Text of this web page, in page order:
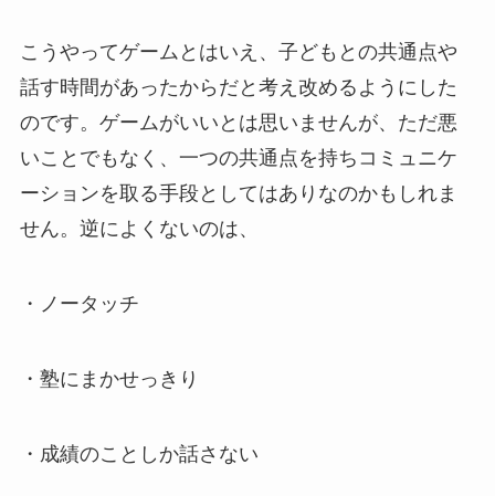
こうやってゲームとはいえ、子どもとの共通点や
話す時間があったからだと考え改めるようにした
のです。ゲームがいいとは思いませんが、ただ悪
いことでもなく、一つの共通点を持ちコミュニケ
ーションを取る手段としてはありなのかもしれま
せん。逆によくないのは、
・ノータッチ
・塾にまかせっきり
・成績のことしか話さない